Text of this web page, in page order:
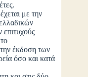
με την
έκδοση των
όσο και κατά